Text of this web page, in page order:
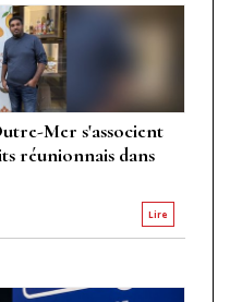
Mer s'associent
réunionnais dans
Lire